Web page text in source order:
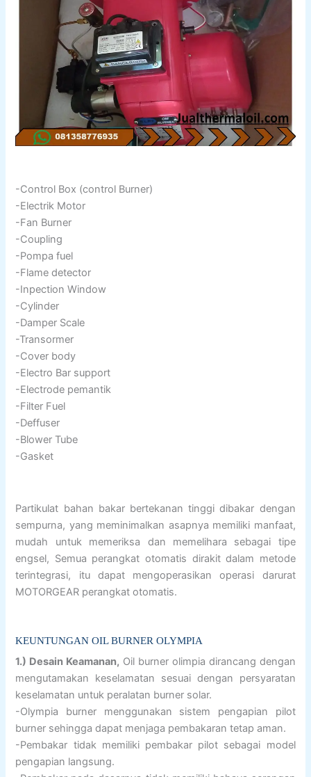
-Control Box (control Burner)
-Electrik Motor
-Fan Burner
-Coupling
-Pompa fuel
-Flame detector
-Inpection Window
-Cylinder
-Damper Scale
-Transormer
-Cover body
-Electro Bar support
-Electrode pemantik
-Filter Fuel
-Deffuser
-Blower Tube
-Gasket
Partikulat bahan bakar bertekanan tinggi dibakar dengan
sempurna, yang meminimalkan asapnya memiliki manfaat,
mudah untuk memeriksa dan memelihara sebagai tipe
engsel, Semua perangkat otomatis dirakit dalam metode
terintegrasi, itu dapat mengoperasikan operasi darurat
MOTORGEAR perangkat otomatis.
KEUNTUNGAN OIL BURNER OLYMPIA
1.) Desain Keamanan, Oil burner olimpia dirancang dengan
mengutamakan keselamatan sesuai dengan persyaratan
keselamatan untuk peralatan burner solar.
-Olympia burner menggunakan sistem pengapian pilot
burner sehingga dapat menjaga pembakaran tetap aman.
-Pembakar tidak memiliki pembakar pilot sebagai model
pengapian langsung.